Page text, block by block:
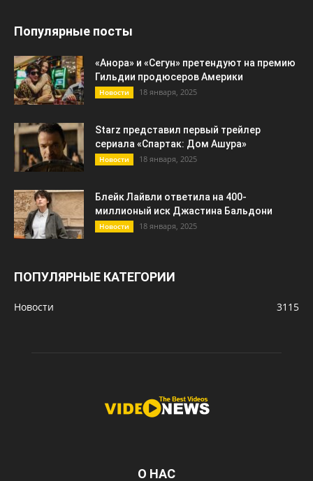
Популярные посты
«Анора» и «Сегун» претендуют на премию
Гильдии продюсеров Америки
Новости 18 января, 2025
Starz представил первый трейлер
сериала «Спартак: Дом Ашура»
Новости 18 января, 2025
Блейк Лайвли ответила на 400-
миллионый иск Джастина Бальдони
Новости 18 января, 2025
ПОПУЛЯРНЫЕ КАТЕГОРИИ
Новости 3115
О НАС